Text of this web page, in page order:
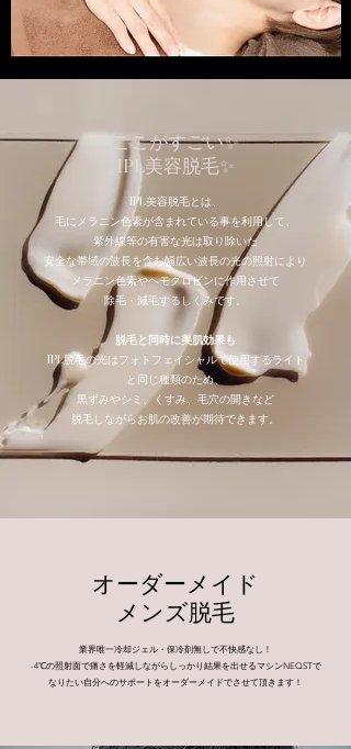
ここがすごい✨
IPL美容脱毛✨
IPL美容脱毛とは、
毛にメラニン色素が含まれている事を利用して、
紫外線等の有害な光は取り除いた
安全な帯域の波長を含む幅広い波長の光の照射により
メラニン色素やヘモグロビンに作用させて
除毛・減毛するしくみです。
脱毛と同時に美肌効果も
IPL脱毛の光はフォトフェイシャルで使用するライト
と同じ種類のため、
黒ずみやシミ、くすみ、毛穴の開きなど
脱毛しながらお肌の改善が期待できます。
オーダーメイド
メンズ脱毛
業界唯一冷却ジェル・保冷剤無しで不快感なし！
-4℃の照射面で痛さを軽減しながらしっかり結果を出せるマシンNEQSTで
なりたい自分へのサポートをオーダーメイドでさせて頂きます！